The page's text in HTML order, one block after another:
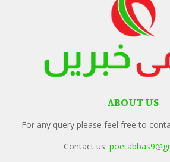
ABOUT US
For any query please feel free to
Contact us: